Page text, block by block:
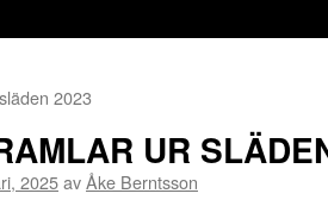
2023
UR
2025avÅke Berntsson